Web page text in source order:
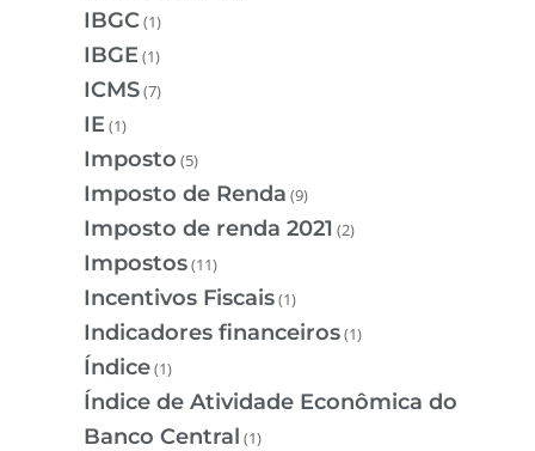
IBGC(1)
IBGE(1)
ICMS(7)
IE(1)
Imposto (5)
Imposto de Renda (9)
Imposto de renda 2021 (2)
Impostos(11)
Incentivos Fiscais(1)
Indicadores financeiros(1)
Índice(1)
Índice de Atividade Econômica do
Banco Central (1)